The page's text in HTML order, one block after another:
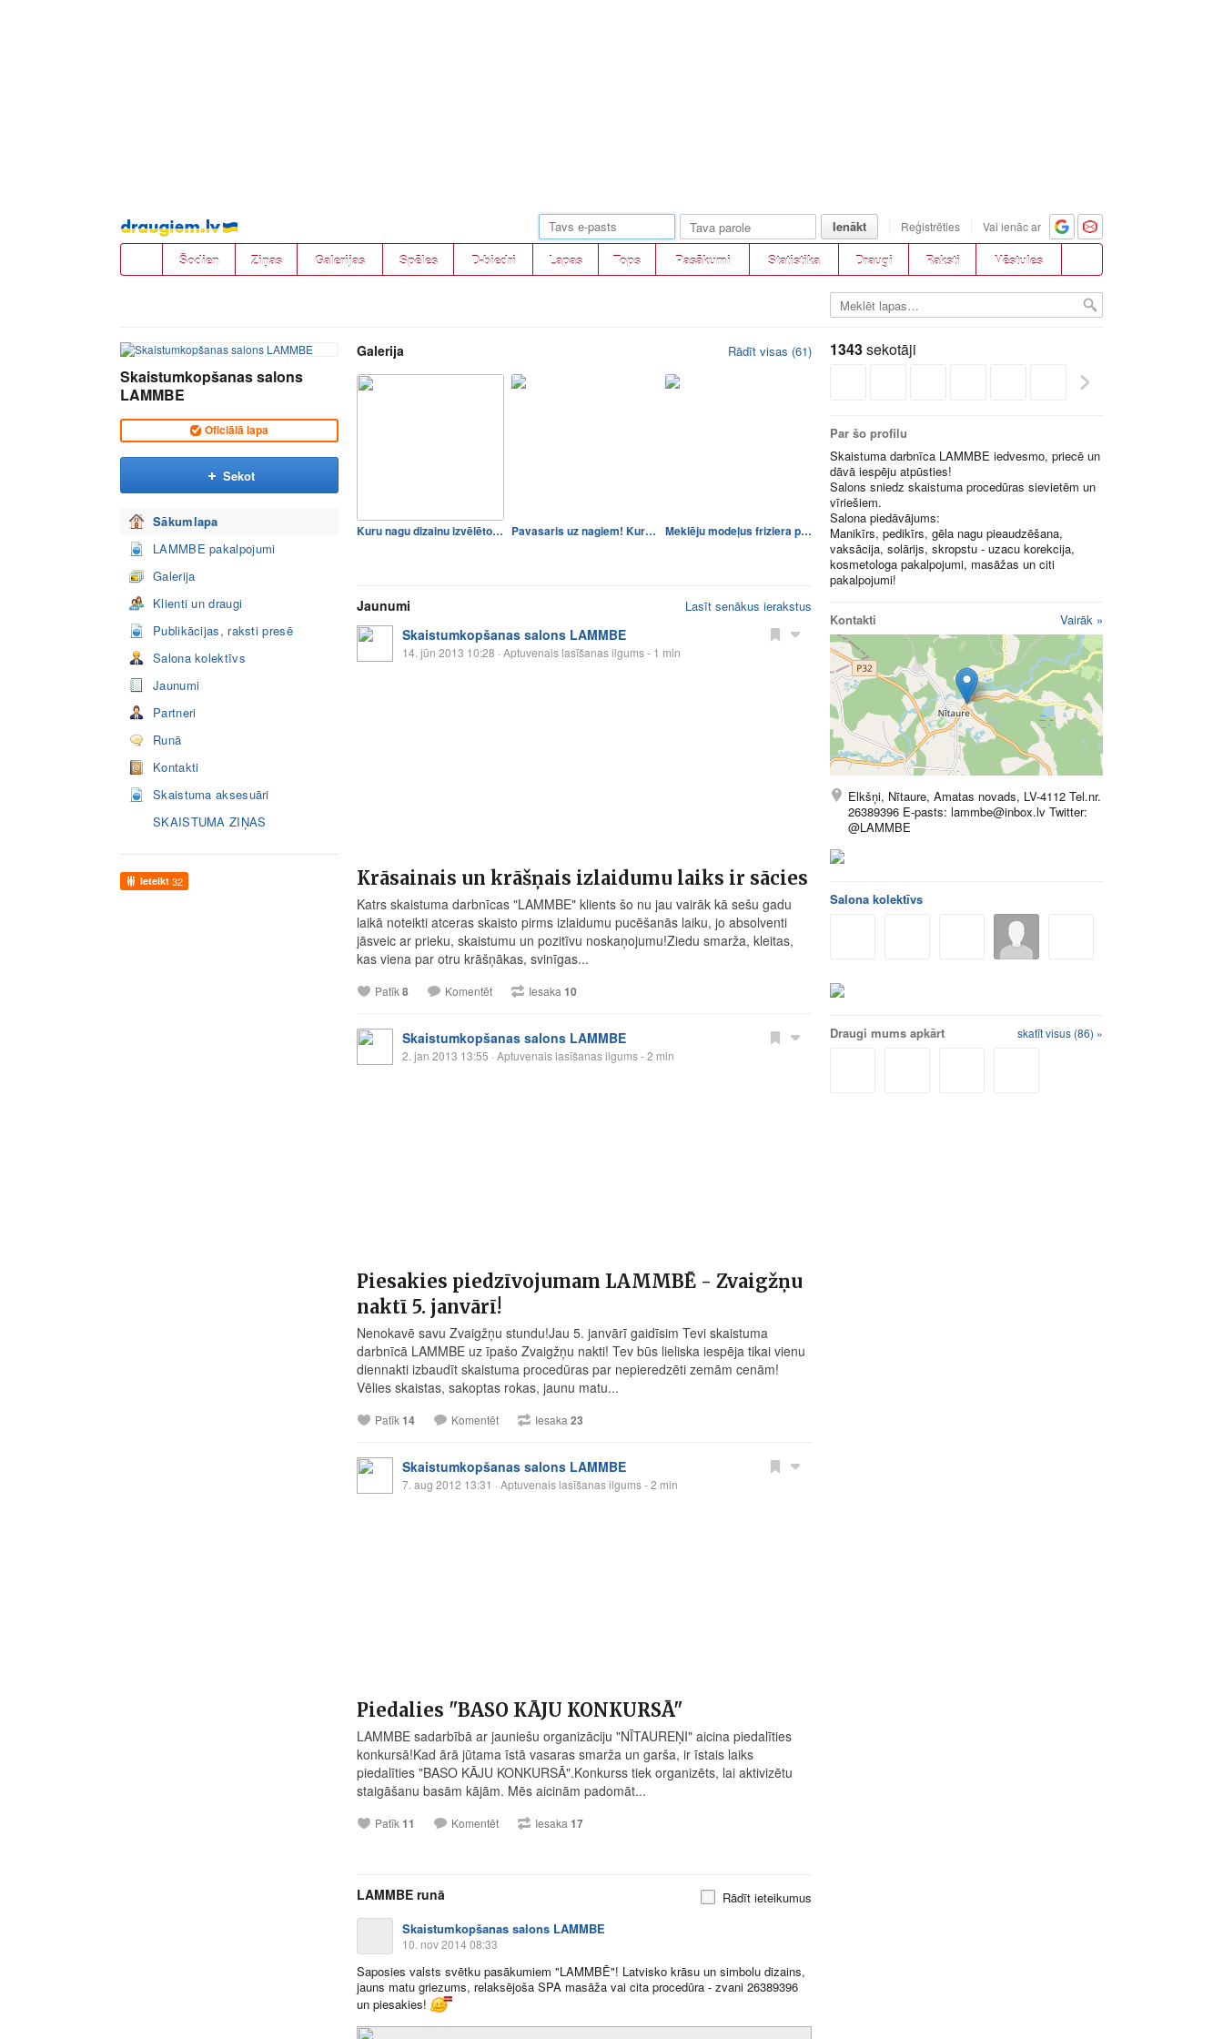
Pāriet
uz
saturu
Ienākt Reģistrēties Vai ienāc ar
Šodien Ziņas Galerijas Spēles D-biedri Lapas Tops Pasākumi Statistika Draugi Raksti Vēstules
Skaistumkopšanas salons
LAMMBE
Oficiālā lapa
Sekot
Sākumlapa
LAMMBE pakalpojumi
Galerija
Klienti un draugi
Publikācijas, raksti presē
Salona kolektīvs
Jaunumi
Partneri
Runā
Kontakti
Skaistuma aksesuāri
SKAISTUMA ZIŅAS
Ieteikt 32
Galerija Rādīt visas (61)
Kuru nagu dizainu izvēlētos… Pavasaris uz nagiem! Kuru d… Meklēju modeļus friziera pr…
Jaunumi Lasīt senākus ierakstus
Skaistumkopšanas salons LAMMBE
14. jūn 2013 10:28 · Aptuvenais lasīšanas ilgums - 1 min
Krāsainais un krāšņais izlaidumu laiks ir sācies
Katrs skaistuma darbnīcas "LAMMBE" klients šo nu jau vairāk kā sešu gadu
laikā noteikti atceras skaisto pirms izlaidumu pucēšanās laiku, jo absolventi
jāsveic ar prieku, skaistumu un pozitīvu noskaņojumu!Ziedu smarža, kleitas,
kas viena par otru krāšņākas, svinīgas...
Patīk8 Komentēt Iesaka 10
Skaistumkopšanas salons LAMMBE
2. jan 2013 13:55 · Aptuvenais lasīšanas ilgums - 2 min
Piesakies piedzīvojumam LAMMBĒ - Zvaigžņu
naktī 5. janvārī!
Nenokavē savu Zvaigžņu stundu!Jau 5. janvārī gaidīsim Tevi skaistuma
darbnīcā LAMMBE uz īpašo Zvaigžņu nakti! Tev būs lieliska iespēja tikai vienu
diennakti izbaudīt skaistuma procedūras par nepieredzēti zemām cenām!
Vēlies skaistas, sakoptas rokas, jaunu matu...
Patīk14 Komentēt Iesaka 23
Skaistumkopšanas salons LAMMBE
7. aug 2012 13:31 · Aptuvenais lasīšanas ilgums - 2 min
Piedalies "BASO KĀJU KONKURSĀ"
LAMMBE sadarbībā ar jauniešu organizāciju "NĪTAUREŅI" aicina piedalīties
konkursā!Kad ārā jūtama īstā vasaras smarža un garša, ir īstais laiks
piedalīties "BASO KĀJU KONKURSĀ".Konkurss tiek organizēts, lai aktivizētu
staigāšanu basām kājām. Mēs aicinām padomāt...
Patīk11 Komentēt Iesaka 17
LAMMBE runā
Rādīt ieteikumus
Skaistumkopšanas salons LAMMBE
10. nov 2014 08:33
Saposies valsts svētku pasākumiem "LAMMBĒ"! Latvisko krāsu un simbolu dizains,
jauns matu griezums, relaksējoša SPA masāža vai cita procedūra - zvani 26389396
un piesakies!
1343sekotāji
Par šo profilu
Skaistuma darbnīca LAMMBE iedvesmo, priecē un
dāvā iespēju atpūsties!
Salons sniedz skaistuma procedūras sievietēm un
vīriešiem.
Salona piedāvājums:
Manikīrs, pedikīrs, gēla nagu pieaudzēšana,
vaksācija, solārijs, skropstu - uzacu korekcija,
kosmetologa pakalpojumi, masāžas un citi
pakalpojumi!
Kontakti Vairāk »
Elkšņi, Nītaure, Amatas novads, LV-4112 Tel.nr.
26389396 E-pasts: lammbe@inbox.lv Twitter:
@LAMMBE
Salona kolektīvs
Draugi mums apkārt skatīt visus (86) »